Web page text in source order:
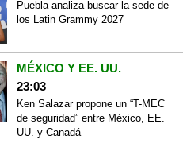
Puebla analiza buscar la sede de
los Latin Grammy 2027
MÉXICO Y EE. UU.
23:03
Ken Salazar propone un “T-MEC
de seguridad” entre México, EE.
UU. y Canadá